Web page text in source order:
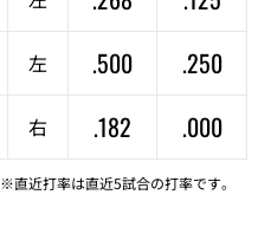
左 .500 .250
右 .182 .000
※直近打率は直近5試合の打率です。